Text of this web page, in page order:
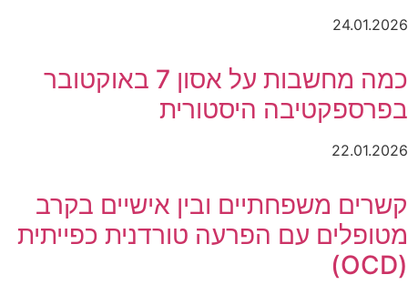
24.01.2026
כמה מחשבות על אסון 7 באוקטובר
בפרספקטיבה היסטורית
22.01.2026
קשרים משפחתיים ובין אישיים בקרב
מטופלים עם הפרעה טורדנית כפייתית
(OCD)